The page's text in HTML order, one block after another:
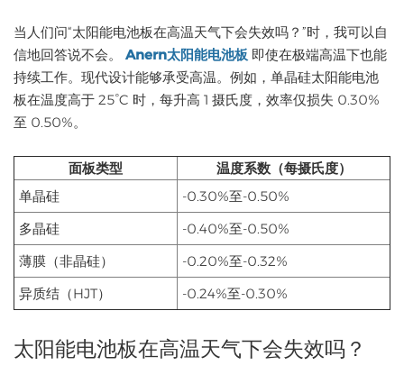
当人们问“太阳能电池板在高温天气下会失效吗？”时，我可以自
信地回答说不会。 Anern太阳能电池板 即使在极端高温下也能
持续工作。现代设计能够承受高温。例如，单晶硅太阳能电池
板在温度高于 25°C 时，每升高 1 摄氏度，效率仅损失 0.30%
至 0.50%。
面板类型
温度系数（每摄氏度）
单晶硅
-0.30%至-0.50%
多晶硅
-0.40%至-0.50%
薄膜（非晶硅）
-0.20%至-0.32%
异质结（HJT）
-0.24%至-0.30%
太阳能电池板在高温天气下会失效吗？